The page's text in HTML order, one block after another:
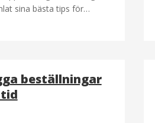
sina bästa tips för…
beställningar